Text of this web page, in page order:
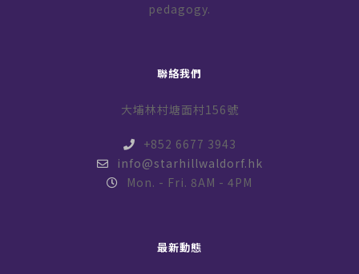
pedagogy.
聯絡我們
大埔林村塘面村156號
+852 6677 3943
info@starhillwaldorf.hk
Mon. - Fri. 8AM - 4PM
最新動態